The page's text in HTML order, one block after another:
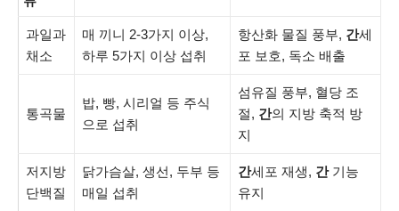
과일과
채소
매 끼니 2-3가지 이상,
하루 5가지 이상 섭취
항산화 물질 풍부, 간세
포 보호, 독소 배출
통곡물
밥, 빵, 시리얼 등 주식
으로 섭취
섬유질 풍부, 혈당 조
절, 간의 지방 축적 방
지
저지방
단백질
닭가슴살, 생선, 두부 등
매일 섭취
간세포 재생, 간기능
유지